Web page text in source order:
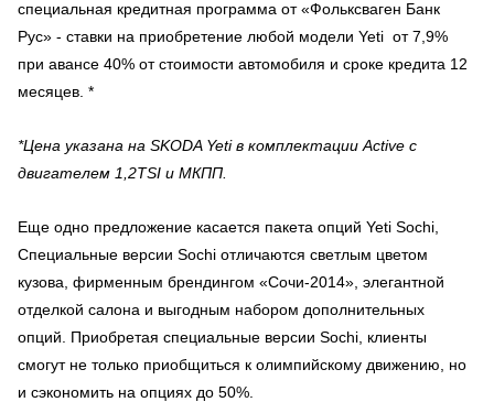
специальная кредитная программа от «Фольксваген Банк
Рус» - ставки на приобретение любой модели Yeti от 7,9%
при авансе 40% от стоимости автомобиля и сроке кредита 12
месяцев. *
*Цена указана на SKODA Yeti в комплектации Active с
двигателем 1,2TSI и МКПП.
Еще одно предложение касается пакета опций Yeti Sochi,
Специальные версии Sochi отличаются светлым цветом
кузова, фирменным брендингом «Сочи-2014», элегантной
отделкой салона и выгодным набором дополнительных
опций. Приобретая специальные версии Sochi, клиенты
смогут не только приобщиться к олимпийскому движению, но
и сэкономить на опциях до 50%.